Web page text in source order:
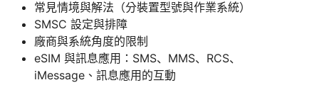
常見情境與解法（分裝置型號與作業系統）
SMSC 設定與排障
廠商與系統角度的限制
eSIM 與訊息應用：SMS、MMS、RCS、
iMessage、訊息應用的互動